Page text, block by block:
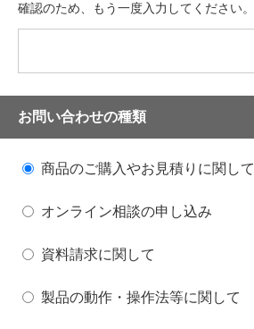
確認のため、もう一度入力してください。
お問い合わせの種類
商品のご購入やお見積りに関して
オンライン相談の申し込み
資料請求に関して
製品の動作・操作法等に関して